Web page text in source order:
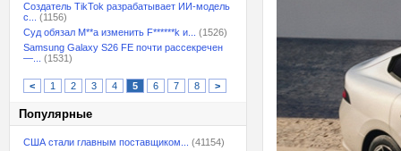
Создатель TikTok разрабатывает ИИ-модель
с...
(1156)
Суд обязал M**a изменить F******k и...
(1526)
Samsung Galaxy S26 FE почти рассекречен
—...
(1531)
< 1 2 3 4 5 6 7 8 >
Популярные
США стали главным поставщиком...
(41154)